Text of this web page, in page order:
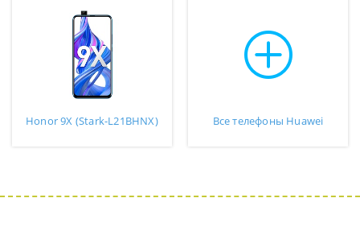
Honor 9X (Stark-L21BHNX) Все телефоны Huawei